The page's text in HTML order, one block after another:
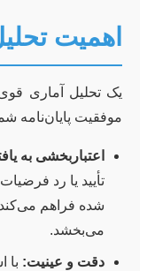
اهمیت
یک تحلیل آماری
موفقیت پایان‌نامه
اعتباربخشی به
تأیید یا رد
شده فراهم می‌کند.
می‌بخشد.
دقت و عینیت: با